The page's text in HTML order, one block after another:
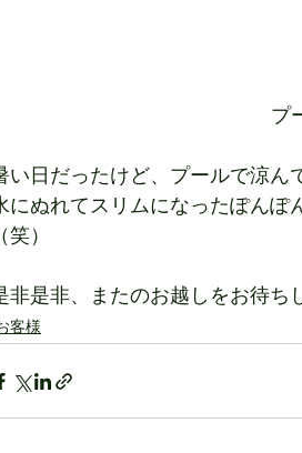
プ
い日だったけど、プールで涼ん
にぬれてスリムになったぽんぽ
（笑）
非是非、またのお越しをお待ち
客様